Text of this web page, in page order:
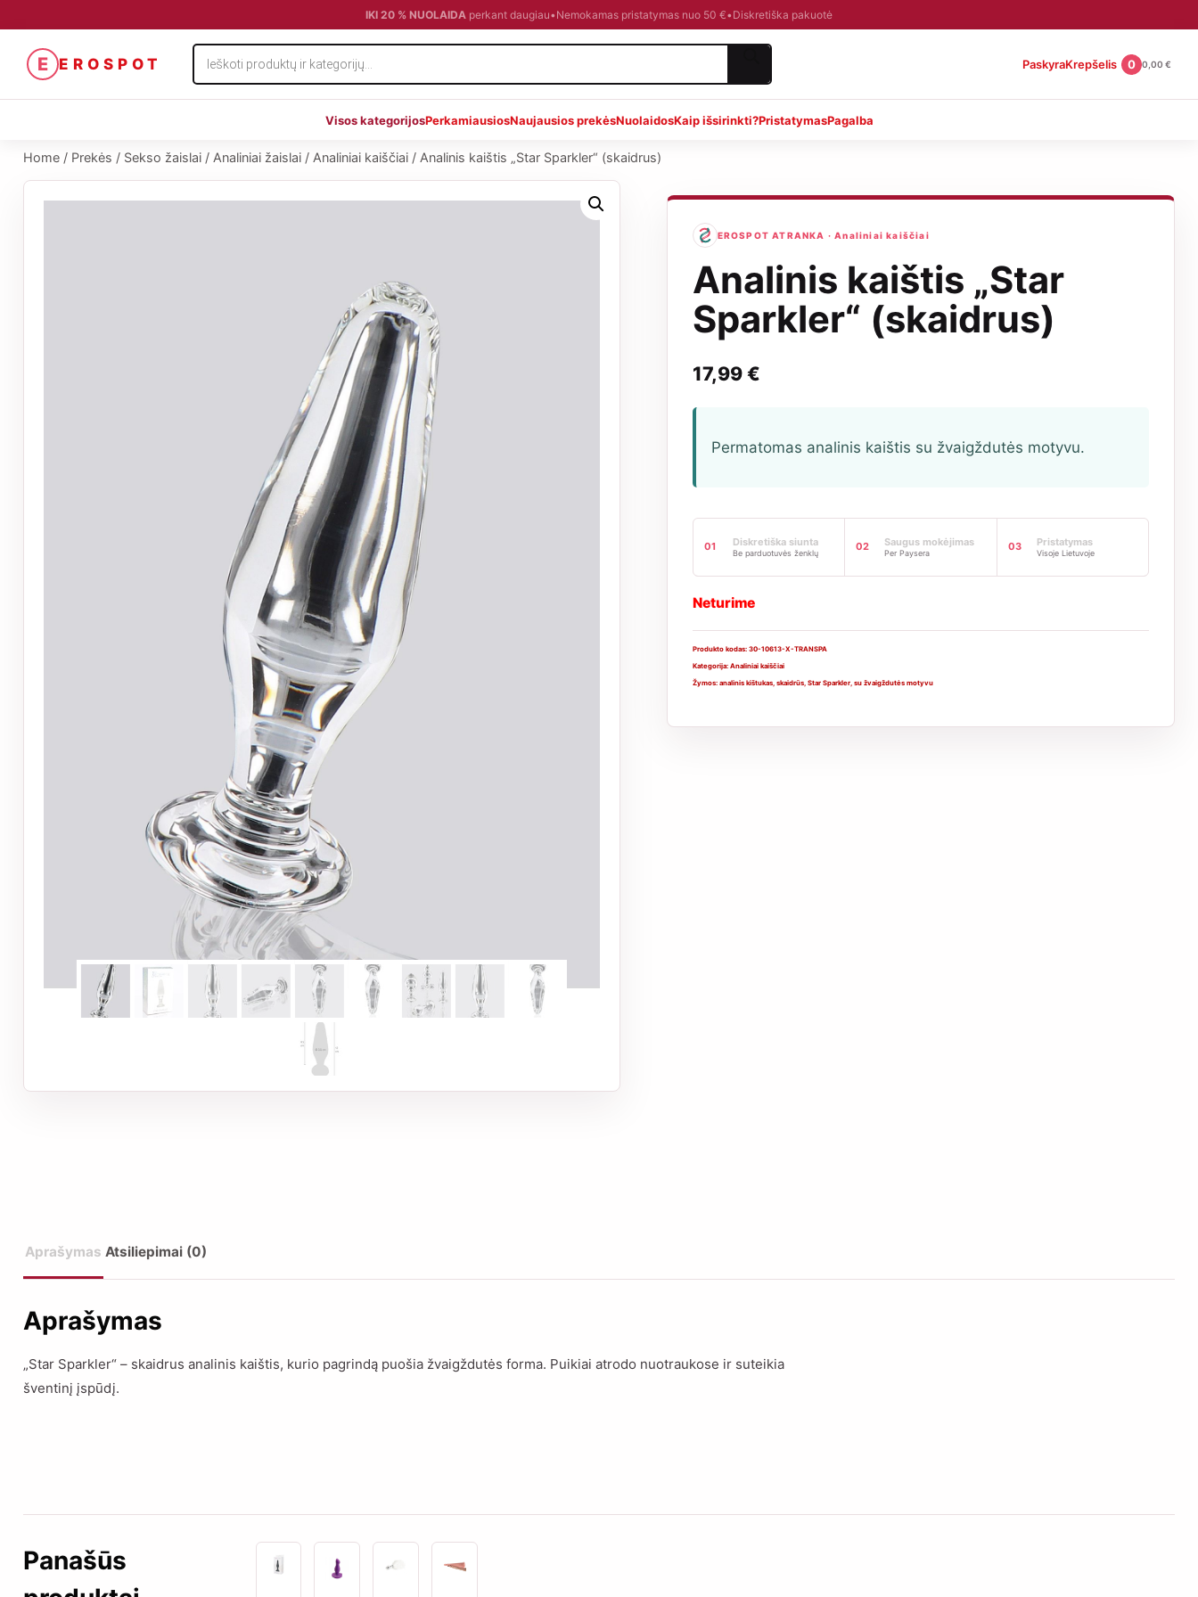
IKI 20 % NUOLAIDA perkant daugiau• Nemokamas pristatymas nuo 50 €• Diskretiška pakuotė
E EROSPOT
Products
search
PaskyraKrepšelis 0 0,00 €
Visos kategorijosPerkamiausiosNaujausios prekėsNuolaidosKaip išsirinkti?PristatymasPagalba
Home / Prekės / Sekso žaislai / Analiniai žaislai / Analiniai kaiščiai / Analinis kaištis „Star Sparkler“ (skaidrus)
EROSPOT ATRANKA · Analiniai kaiščiai
Analinis kaištis „Star
Sparkler“ (skaidrus)
17,99€
Permatomas analinis kaištis su žvaigždutės motyvu.
01 Diskretiška siunta
Be parduotuvės ženklų 02 Saugus mokėjimas
Per Paysera 03 Pristatymas
Visoje Lietuvoje
Neturime
Produkto kodas: 30-10613-X-TRANSPA
Kategorija: Analiniai kaiščiai
Žymos: analinis kištukas, skaidrūs, Star Sparkler, su žvaigždutės motyvu
Aprašymas Atsiliepimai (0)
Aprašymas
„Star Sparkler“ – skaidrus analinis kaištis, kurio pagrindą puošia žvaigždutės forma. Puikiai atrodo nuotraukose ir suteikia
šventinį įspūdį.
Panašūs